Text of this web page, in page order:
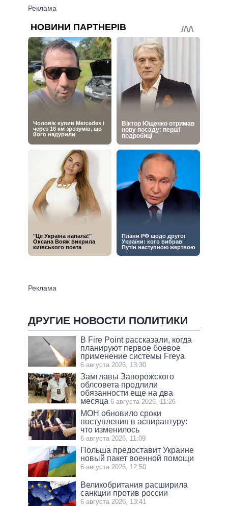
ДРУГИЕ НОВОСТИ ПОЛИТИКИ
В Fire Point рассказали, когда
планируют первое боевое
применение системы Freya
6 августа 2026, 13:30
Замглавы Запорожского
облсовета продлили
обязанности еще на два
месяца 6 августа 2026, 11:26
МОН обновило сроки
поступления в аспирантуру:
что изменилось
6 августа 2026, 11:09
Польша предоставит Украине
новый пакет военной помощи
6 августа 2026, 12:50
Великобритания расширила
санкции против россии
6 августа 2026, 13:41